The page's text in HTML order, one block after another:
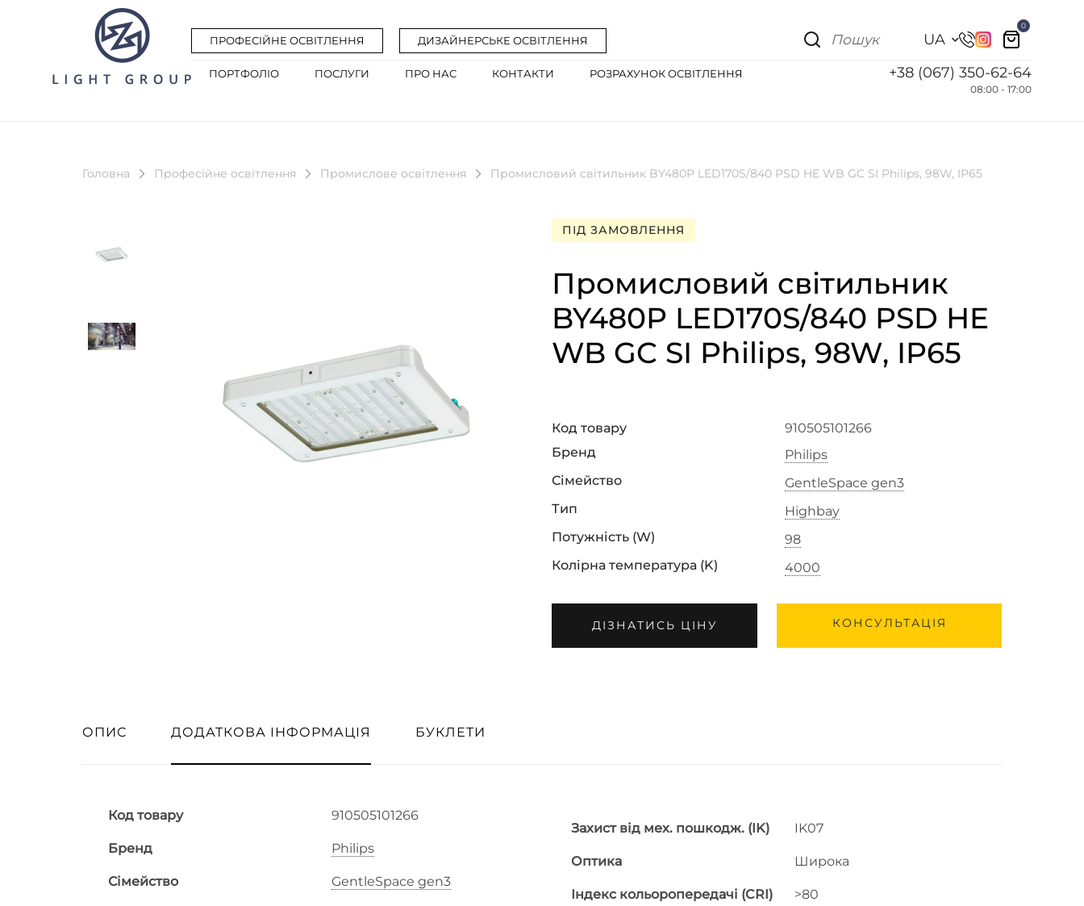
ПРОФЕСІЙНЕ ОСВІТЛЕННЯ ДИЗАЙНЕРСЬКЕ ОСВІТЛЕННЯ UA
0
ПОРТФОЛІО ПОСЛУГИ ПРО НАС КОНТАКТИ РОЗРАХУНОК ОСВІТЛЕННЯ +38 (067) 350-62-64
08:00 - 17:00
Головна Професійне освітлення Промислове освітлення Промисловий світильник BY480P LED170S/840 PSD HE WB GC SI Philips, 98W, IP65
ПІД ЗАМОВЛЕННЯ
Промисловий світильник
BY480P LED170S/840 PSD HE
WB GC SI Philips, 98W, IP65
Код товару
910505101266
Бренд
Philips
Сімейство
GentleSpace gen3
Тип
Highbay
Потужність (W)
98
Колірна температура (K)
4000
ДІЗНАТИСЬ ЦІНУ КОНСУЛЬТАЦІЯ
ОПИС ДОДАТКОВА ІНФОРМАЦІЯ БУКЛЕТИ
Код товару 910505101266
Бренд Philips
Сімейство GentleSpace gen3
Захист від мех. пошкодж. (IK) IK07
Оптика Широка
Індекс кольоропередачі (CRI) >80